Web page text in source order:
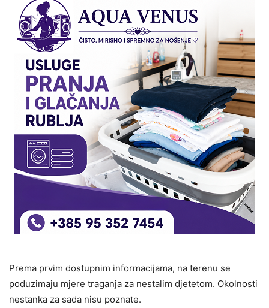
Prema prvim dostupnim informacijama, na terenu se
poduzimaju mjere traganja za nestalim djetetom. Okolnosti
nestanka za sada nisu poznate.